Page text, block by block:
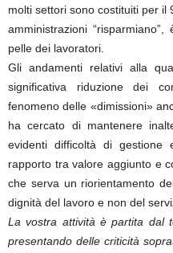
molti settori sono costituiti per il
amministrazioni
pelle dei lavoratori.
Gli andamenti relativi alla
significativa riduzione dei
fenomeno delle «dimissioni»
ha cercato di mantenere
evidenti difficoltà di
rapporto tra valore aggiunto e
che serva un riorientamento
dignità del lavoro e non del
La vostra attività è partita dal
presentando delle criticità